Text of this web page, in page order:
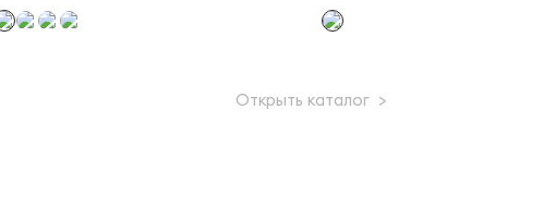
Открыть каталог >